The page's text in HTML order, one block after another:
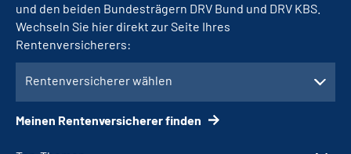
und den beiden Bundesträgern DRV Bund und DRV KBS.
Wechseln Sie hier direkt zur Seite Ihres
Rentenversicherers:
Rentenversicherer wählen
Meinen Rentenversicherer finden